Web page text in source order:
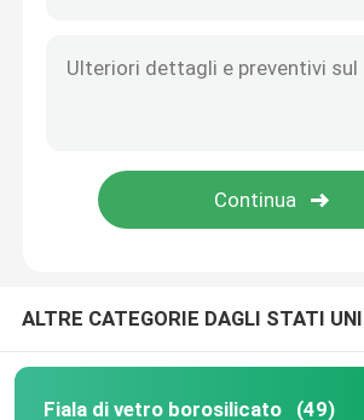
Su di noi
ALTRE CATEGORIE DAGLI STATI
Fiala di vetro borosilicato (49)